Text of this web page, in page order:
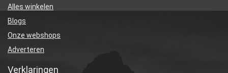
Alles winkelen
Blogs
Onze webshops
Adverteren
Verklaringen